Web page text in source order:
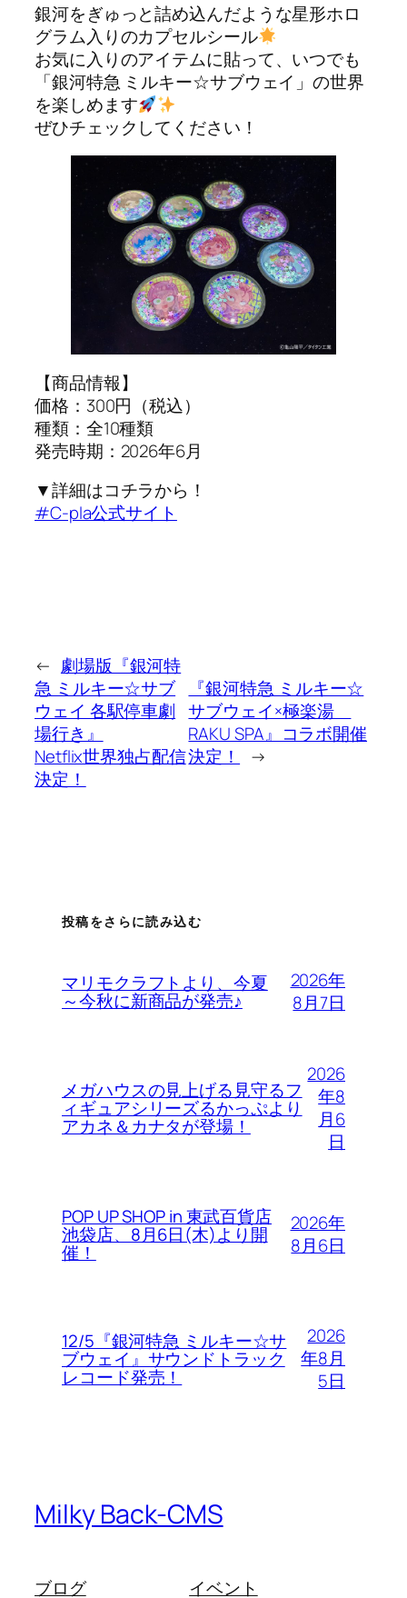
銀河をぎゅっと詰め込んだような星形ホロ
グラム入りのカプセルシール
お気に入りのアイテムに貼って、いつでも
「銀河特急 ミルキー☆サブウェイ」の世界
を楽しめます
ぜひチェックしてください！
【商品情報】
価格：300円（税込）
種類：全10種類
発売時期：2026年6月
▼詳細はコチラから！
#C-pla公式サイト
← 劇場版『銀河特
急 ミルキー☆サブ
ウェイ 各駅停車劇
場行き』
Netflix世界独占配信
決定！
『銀河特急 ミルキー☆
サブウェイ×極楽湯
RAKU SPA』コラボ開催
決定！
→
投稿をさらに読み込む
マリモクラフトより、今夏
～今秋に新商品が発売♪
2026年
8月7日
メガハウスの見上げる見守るフ
ィギュアシリーズるかっぷより
アカネ＆カナタが登場！
2026
年8
月6
日
POP UP SHOP in 東武百貨店
池袋店、8月6日(木)より開
催！
2026年
8月6日
12/5『銀河特急 ミルキー☆サ
ブウェイ』サウンドトラック
レコード発売！
2026
年8月
5日
Milky Back-CMS
ブログ イベント